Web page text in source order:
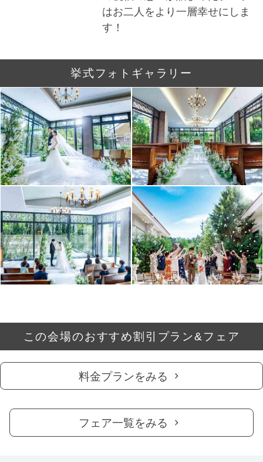
はお二人をより一層幸せにしま
す！
挙式フォトギャラリー
この会場のおすすめ割引プラン&フェア
料金プランをみる
フェア一覧をみる